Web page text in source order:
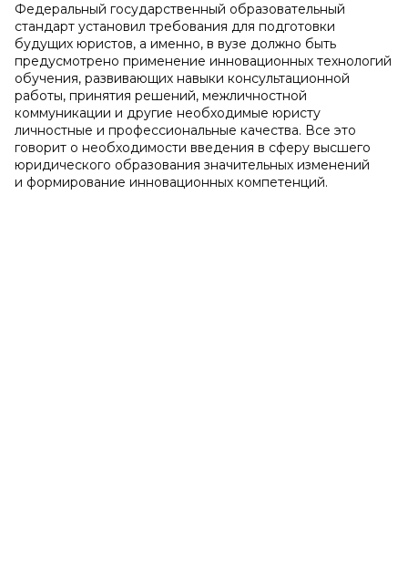
Федеральный государственный образовательный
стандарт установил требования для подготовки
будущих юристов, а именно, в вузе должно быть
предусмотрено применение инновационных технологий
обучения, развивающих навыки консультационной
работы, принятия решений, межличностной
коммуникации и другие необходимые юристу
личностные и профессиональные качества. Все это
говорит о необходимости введения в сферу высшего
юридического образования значительных изменений
и формирование инновационных компетенций.